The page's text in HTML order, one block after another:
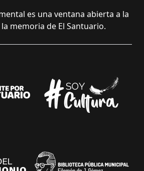
es una ventana abierta a la
memoria de El Santuario.